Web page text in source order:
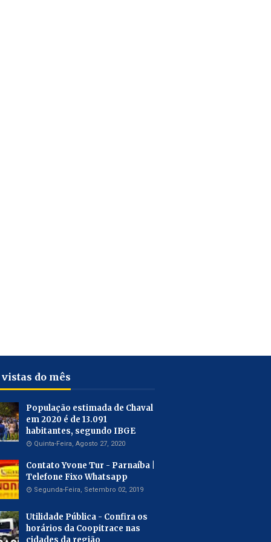
do mês
População estimada de Chaval
em 2020 é de 13.091
habitantes, segundo IBGE
Quinta-Feira, Agosto 27, 2020
Contato Yvone Tur - Parnaíba |
Telefone Fixo Whatsapp
Segunda-Feira, Setembro 02, 2019
Utilidade Pública - Confira os
horários da Coopitrace nas
cidades da região